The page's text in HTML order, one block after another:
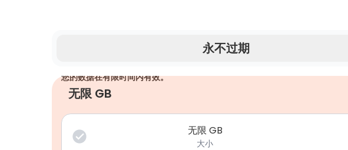
永不过期
您的数据在有限时间内有效。
无限 GB
无限 GB
大小